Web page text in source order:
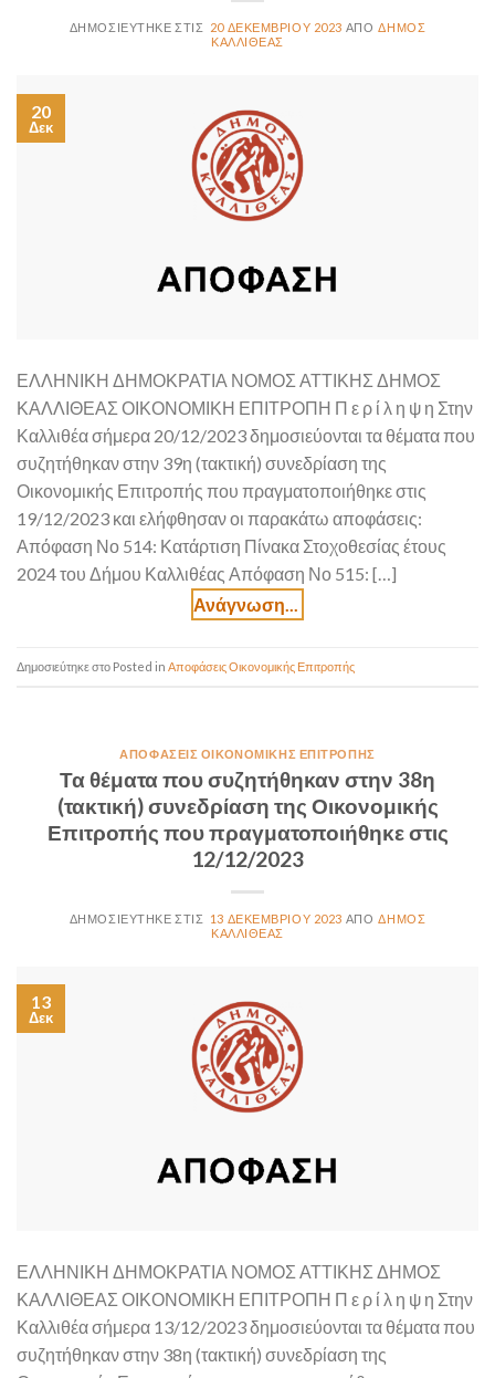
20 ΔΕΚΕΜΒΡΊΟΥ 2023
ΔΉΜΟΣ
ΚΑΛΛΙΘΈΑΣ
20
Δεκ
ΕΛΛΗΝΙΚΗ ΔΗΜΟΚΡΑΤΙΑ ΝΟΜΟΣ ΑΤΤΙΚΗΣ ΔΗΜΟΣ
ΚΑΛΛΙΘΕΑΣ ΟΙΚΟΝΟΜΙΚΗ ΕΠΙΤΡΟΠΗ Π ε ρ ί λ η ψ η Στην
Καλλιθέα σήμερα 20/12/2023 δημοσιεύονται τα θέματα που
συζητήθηκαν στην 39η (τακτική) συνεδρίαση της
Οικονομικής Επιτροπής που πραγματοποιήθηκε στις
19/12/2023 και ελήφθησαν οι παρακάτω αποφάσεις:
Απόφαση Νο 514: Κατάρτιση Πίνακα Στοχοθεσίας έτους
2024 του Δήμου Καλλιθέας Απόφαση Νο 515: […]
Posted in Αποφάσεις Οικονομικής Επιτροπής
ΑΠΟΦΆΣΕΙΣ ΟΙΚΟΝΟΜΙΚΉΣ ΕΠΙΤΡΟΠΉΣ
Τα θέματα που συζητήθηκαν στην 38η
(τακτική) συνεδρίαση της Οικονομικής
Επιτροπής που πραγματοποιήθηκε στις
12/12/2023
13 ΔΕΚΕΜΒΡΊΟΥ 2023
ΔΉΜΟΣ
ΚΑΛΛΙΘΈΑΣ
13
Δεκ
ΕΛΛΗΝΙΚΗ ΔΗΜΟΚΡΑΤΙΑ ΝΟΜΟΣ ΑΤΤΙΚΗΣ ΔΗΜΟΣ
ΚΑΛΛΙΘΕΑΣ ΟΙΚΟΝΟΜΙΚΗ ΕΠΙΤΡΟΠΗ Π ε ρ ί λ η ψ η Στην
Καλλιθέα σήμερα 13/12/2023 δημοσιεύονται τα θέματα που
συζητήθηκαν στην 38η (τακτική) συνεδρίαση της